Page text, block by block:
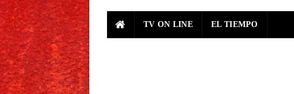
TV ON LINE EL TIEMPO